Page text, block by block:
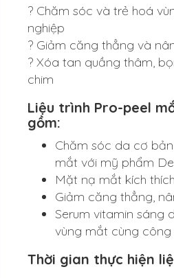
? Chăm sóc và trẻ hoá
nghiệp
? Giảm căng thẳng và
? Xóa tan quầng thâm,
chim
Liệu trình Pro-peel
gồm:
Chăm sóc da cơ
mắt với mỹ phẩm
Mặt nạ mắt kích
Giảm căng thẳng,
Serum vitamin sáng
vùng mắt cùng công
Thời gian thực hiện